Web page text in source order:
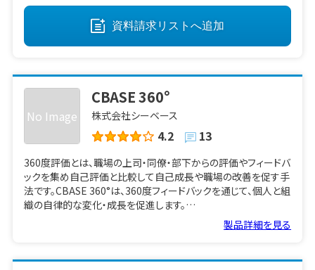
資料請求リストへ追加
No Image
CBASE 360°
株式会社シーベース
4.2 13
360度評価とは、職場の上司・同僚・部下からの評価やフィードバ
ックを集め自己評価と比較して自己成長や職場の改善を促す手
法です。CBASE 360°は、360度フィードバックを通じて、個人と組
織の自律的な変化・成長を促進します。
国内トップクラスの360度フィードバック運用実績
万人を超える対象者にフィードバックを提供しています。
製品詳細を見る